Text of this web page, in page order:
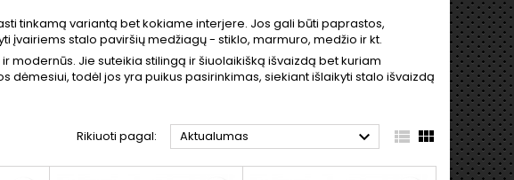
tinkamą variantą bet kokiame interjere. Jos gali būti paprastos,
įvairiems stalo paviršių medžiagų - stiklo, marmuro, medžio ir kt.
modernūs. Jie suteikia stilingą ir šiuolaikišką išvaizdą bet kuriam
dėmesiui, todėl jos yra puikus pasirinkimas, siekiant išlaikyti stalo išvaizdą
Rikiuoti pagal: Aktualumas   